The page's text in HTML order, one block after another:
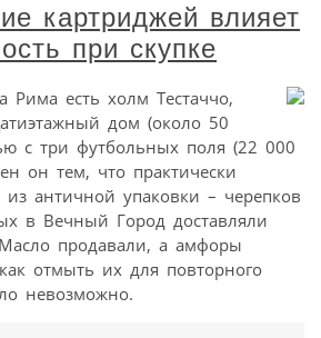
картриджей влияет
при скупке
Рима есть холм Тестаччо,
дом (около 50
с три футбольных поля (22 000
он тем, что практически
из античной упаковки – черепков
в Вечный Город доставляли
продавали, а амфоры
отмыть их для повторного
невозможно.